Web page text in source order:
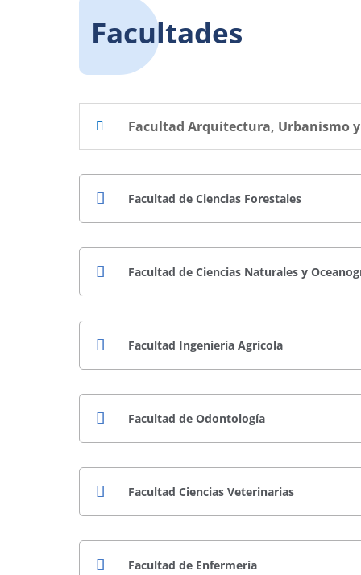
Facultades
Facultad Arquitectura, Urbanismo
Facultad de Ciencias Forestales
Facultad de Ciencias Naturales y
Facultad Ingeniería Agrícola
Facultad de Odontología
Facultad Ciencias Veterinarias
Facultad de Enfermería